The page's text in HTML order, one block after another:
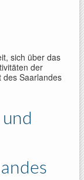
sich über das
der
des Saarlandes